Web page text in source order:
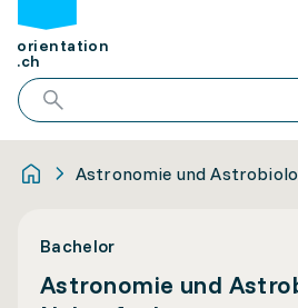
orientation
.ch
Astronomie und
Bachelor
Astronomie und